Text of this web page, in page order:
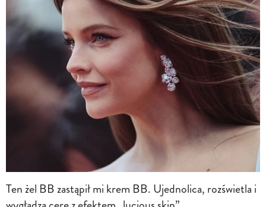
Ten żel BB zastąpił mi krem BB. Ujednolica, rozświetla i